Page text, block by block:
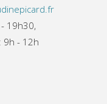
19h30,
9h - 12h